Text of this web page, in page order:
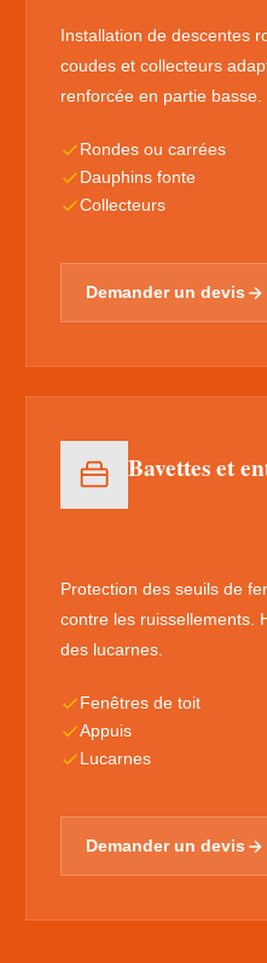
Installation de descentes
coudes et collecteurs
renforcée en partie basse.
Rondes ou carrées
Dauphins fonte
Collecteurs
Demander un devis
Bavettes et
Protection des seuils de
contre les ruissellements.
des lucarnes.
Fenêtres de toit
Appuis
Lucarnes
Demander un devis